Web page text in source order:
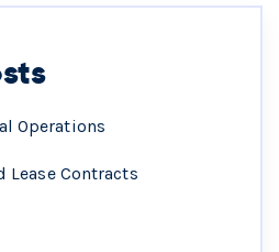
Operations
Lease Contracts